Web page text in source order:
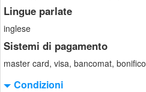
Lingue parlate
inglese
Sistemi di pagamento
master card, visa, bancomat, bonifico
Condizioni